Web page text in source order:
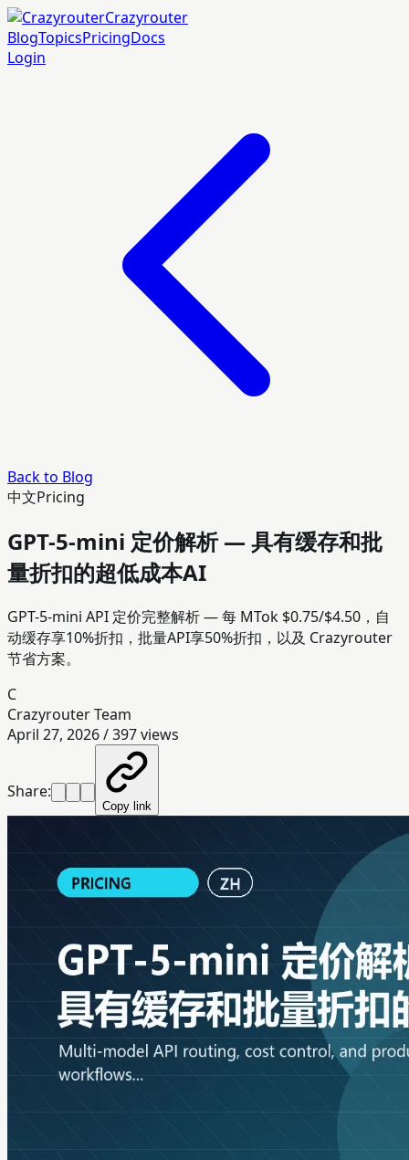
Crazyrouter
BlogTopicsPricingDocs
Login
Back to Blog
中文Pricing
GPT-5-mini 定价解析 — 具有缓存和批
量折扣的超低成本AI
GPT-5-mini API 定价完整解析 — 每 MTok $0.75/$4.50，自
动缓存享10%折扣，批量API享50%折扣，以及 Crazyrouter
节省方案。
C
Crazyrouter Team
April 27, 2026/397views
Share:
Copy link